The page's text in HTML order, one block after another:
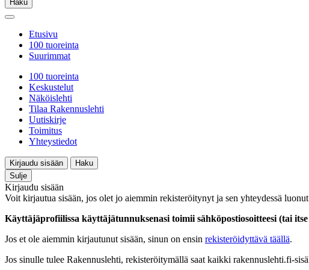
Haku
Etusivu
100 tuoreinta
Suurimmat
100 tuoreinta
Keskustelut
Näköislehti
Tilaa Rakennuslehti
Uutiskirje
Toimitus
Yhteystiedot
Kirjaudu sisään
Haku
Sulje
Kirjaudu sisään
Voit kirjautua sisään, jos olet jo aiemmin rekisteröitynyt ja sen yhteydessä
Käyttäjäprofiilissa käyttäjätunnuksenasi toimii sähköpostiosoitteesi (tai
Jos et ole aiemmin kirjautunut sisään, sinun on ensin rekisteröidyttävä täällä.
Jos sinulle tulee Rakennuslehti, rekisteröitymällä saat kaikki rakennuslehti.fi-